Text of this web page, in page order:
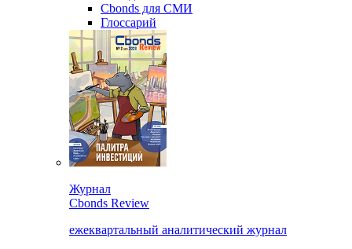
Cbonds для СМИ
Глоссарий
Журнал
Cbonds Review
ежеквартальный аналитический журнал